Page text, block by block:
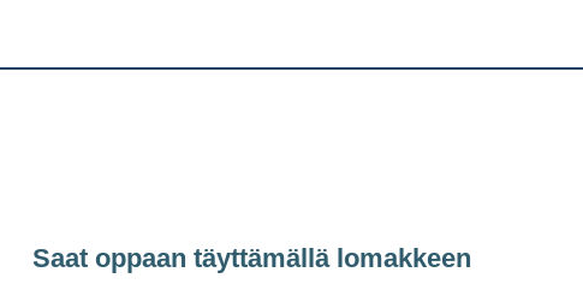
Saat oppaan täyttämällä lomakkeen